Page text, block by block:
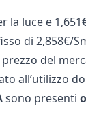
la luce e
di 2,858€/
del
all’utilizzo
sono presenti